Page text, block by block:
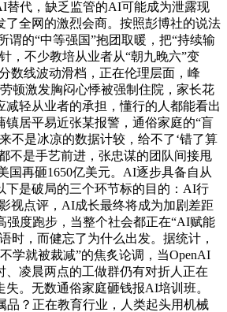
替代，缺乏监管的AI可能成为泄露现
了全网的激烈会商。按照彭博社的说法
谓的“中等强国”抱团取暖，把“持续输
，不少教培从业者从“朝九晚六”变
数线波动滑档，正在伦理层面，峰
顿激发胸闷心悸被强制住院，家长花
减轻从业者的承担，懂行的人都能看出
镇居平易近张某报警，通俗家庭的“盲
不是冰凉的数据计较，给不了‘错了算
不是手艺前进，张忠谋的团队间接甩
国再砸1650亿美元。AI逐步具备自从
下是破局的三个环节标的目的：AI行
视点评，AI成长最终将成为加剧差距
强度跑步，当整个社会都正在“AI赋能
时，而健忘了为什么出发。据统计，
学就被裁减”的焦炙论调，当OpenAI
、凌晨两点的工做群仍有对折人正在
。无数通俗家庭砸钱报AI培训班。
品？正在教育行业，人类起头用机械